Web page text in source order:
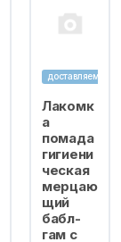
доставляем
Лакомк
а
помада
гигиени
ческая
мерцаю
щий
бабл-
гам с